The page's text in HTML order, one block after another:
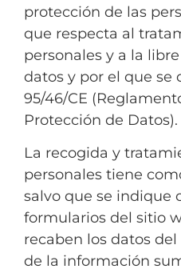
protección de las
que respecta al
personales y a la
datos y por el que se
95/46/CE
Protección de Datos).
La recogida y
personales tiene
salvo que se indique
formularios del sitio
recaben los datos del
de la información